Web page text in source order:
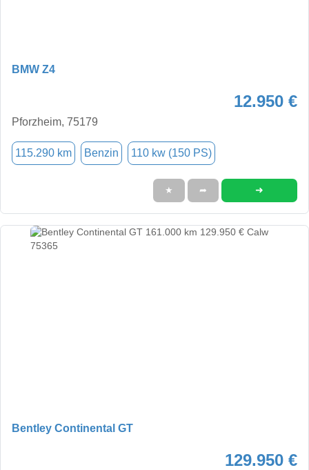
BMW Z4
12.950 €
Pforzheim, 75179
115.290 km Benzin 110 kw (150 PS)
★ ➦ ➜
Bentley Continental GT
129.950 €